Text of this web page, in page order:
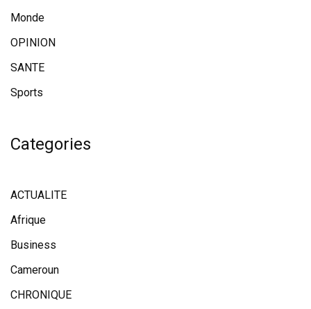
Monde
OPINION
SANTE
Sports
Categories
ACTUALITE
Afrique
Business
Cameroun
CHRONIQUE